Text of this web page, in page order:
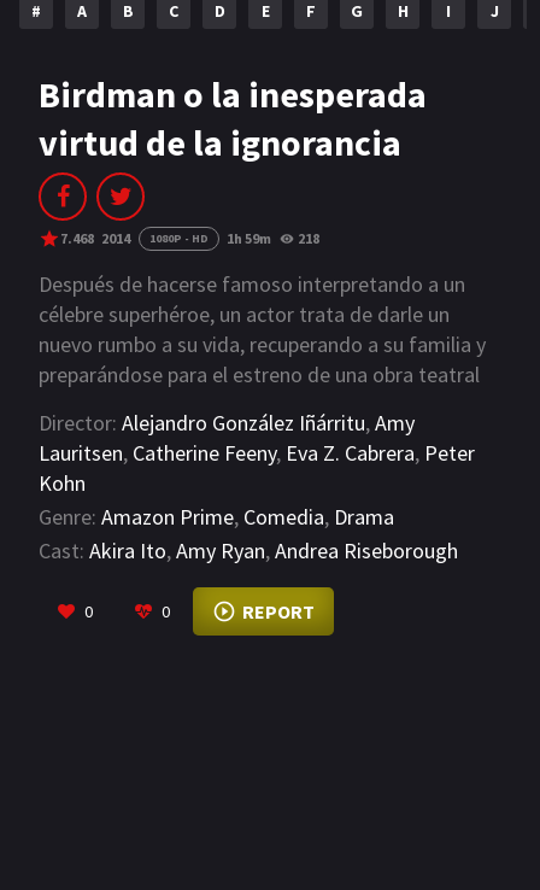
AÑOS
2023 2022
2021
2019 2018
2014 2006
2002 2001
2000 1990
SERIES
PELICULAS
# A B C D E F G H I J
Birdman o la inesperada
virtud de la ignorancia
7.468 2014 1080P - HD 1h 59m 218
Después de hacerse famoso interpretando a un
célebre superhéroe, un actor trata de darle un
nuevo rumbo a su vida, recuperando a su familia y
preparándose para el estreno de una obra teatral
Director: Alejandro González Iñárritu,Amy
Lauritsen, Catherine Feeny, Eva Z. Cabrera, Peter
Kohn
Genre: Amazon Prime, Comedia, Drama
Cast: Akira Ito,Amy Ryan,Andrea Riseborough
0 0 REPORT